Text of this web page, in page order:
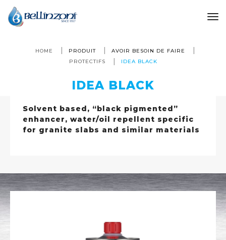
HOME PRODUIT
AVOIR BESOIN DE FAIRE
PROTECTIFS
IDEA BLACK
IDEA BLACK
Solvent based, “black pigmented”
enhancer, water/oil repellent specific
for granite slabs and similar materials